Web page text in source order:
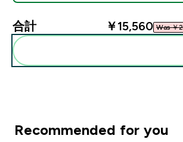
合計 ￥15,560‎ Was ￥
Recommended for you